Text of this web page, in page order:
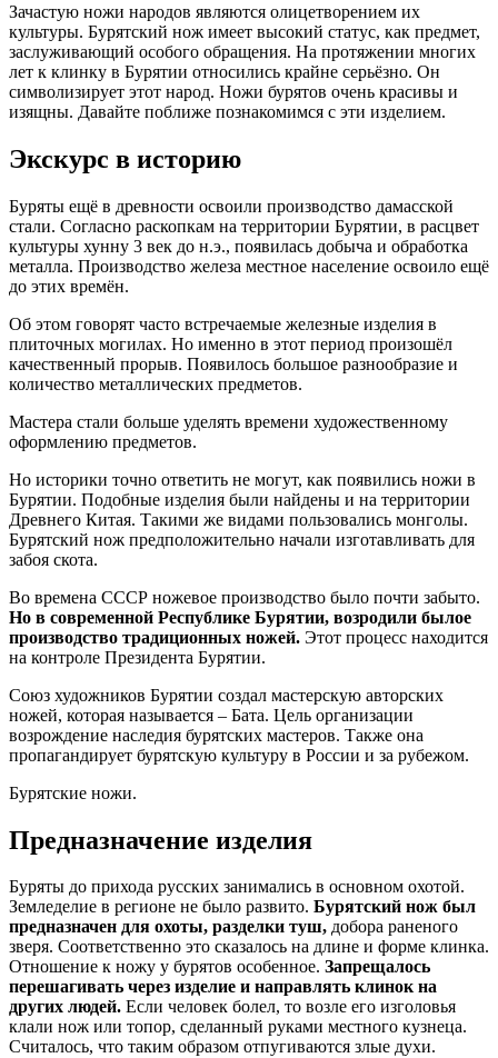
Зачастую ножи народов являются олицетворением их
культуры. Бурятский нож имеет высокий статус, как предмет,
заслуживающий особого обращения. На протяжении многих
лет к клинку в Бурятии относились крайне серьёзно. Он
символизирует этот народ. Ножи бурятов очень красивы и
изящны. Давайте поближе познакомимся с эти изделием.
Экскурс в историю
Буряты ещё в древности освоили производство дамасской
стали. Согласно раскопкам на территории Бурятии, в расцвет
культуры хунну 3 век до н.э., появилась добыча и обработка
металла. Производство железа местное население освоило ещё
до этих времён.
Об этом говорят часто встречаемые железные изделия в
плиточных могилах. Но именно в этот период произошёл
качественный прорыв. Появилось большое разнообразие и
количество металлических предметов.
Мастера стали больше уделять времени художественному
оформлению предметов.
Но историки точно ответить не могут, как появились ножи в
Бурятии. Подобные изделия были найдены и на территории
Древнего Китая. Такими же видами пользовались монголы.
Бурятский нож предположительно начали изготавливать для
забоя скота.
Во времена СССР ножевое производство было почти забыто.
Но в современной Республике Бурятии, возродили былое
производство традиционных ножей. Этот процесс находится
на контроле Президента Бурятии.
Союз художников Бурятии создал мастерскую авторских
ножей, которая называется – Бата. Цель организации
возрождение наследия бурятских мастеров. Также она
пропагандирует бурятскую культуру в России и за рубежом.
Бурятские ножи.
Предназначение изделия
Буряты до прихода русских занимались в основном охотой.
Земледелие в регионе не было развито. Бурятский нож был
предназначен для охоты, разделки туш, добора раненого
зверя. Соответственно это сказалось на длине и форме клинка.
Отношение к ножу у бурятов особенное. Запрещалось
перешагивать через изделие и направлять клинок на
других людей. Если человек болел, то возле его изголовья
клали нож или топор, сделанный руками местного кузнеца.
Считалось, что таким образом отпугиваются злые духи.